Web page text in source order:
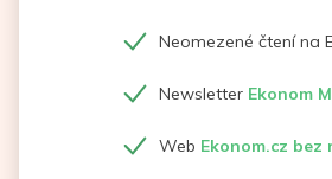
Neomezené čtení na
Newsletter Ekonom
Web Ekonom.cz bez